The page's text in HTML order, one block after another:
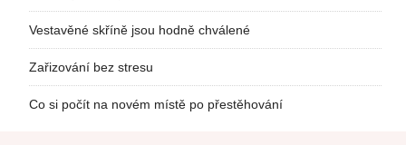
Vestavěné skříně jsou hodně chválené
Zařizování bez stresu
Co si počít na novém místě po přestěhování